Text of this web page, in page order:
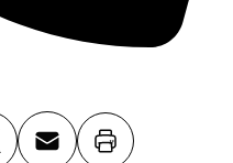
Email Imprimer